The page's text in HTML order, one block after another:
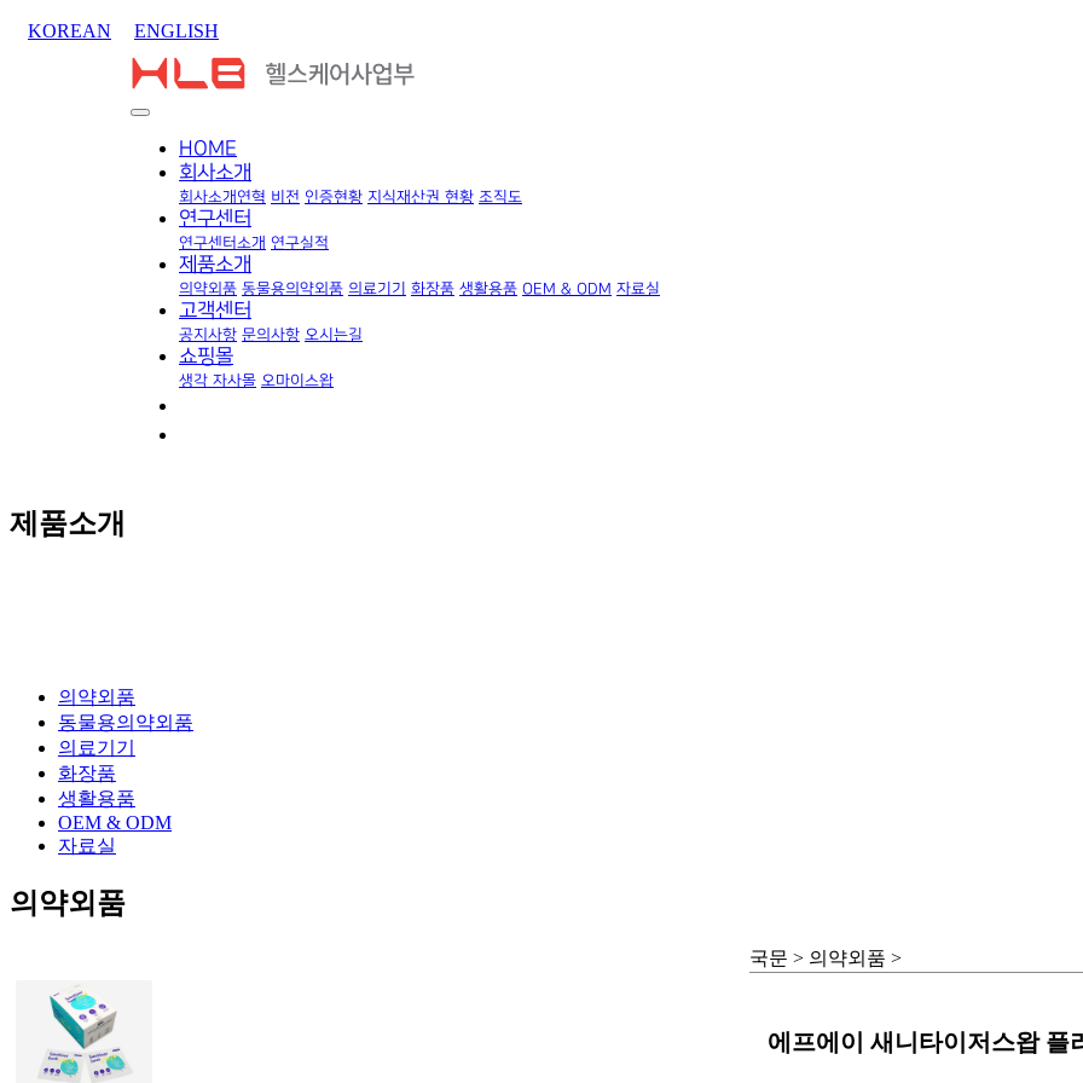
KOREAN ENGLISH
HOME
회사소개
회사소개연혁 비전 인증현황 지식재산권 현황 조직도
연구센터
연구센터소개 연구실적
제품소개
의약외품 동물용의약외품 의료기기 화장품 생활용품 OEM & ODM 자료실
고객센터
공지사항 문의사항 오시는길
쇼핑몰
생각 자사몰 오마이스왑
제품소개
의약외품
동물용의약외품
의료기기
화장품
생활용품
OEM & ODM
자료실
의약외품
국문 > 의약외품 >
에프에이 새니타이저스왑 플